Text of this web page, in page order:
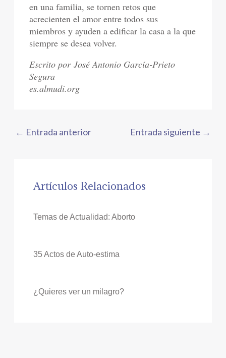
en una familia, se tornen retos que
acrecienten el amor entre todos sus
miembros y ayuden a edificar la casa a la que
siempre se desea volver.
Escrito por José Antonio García-Prieto
Segura
es.almudi.org
← Entrada anterior Entrada siguiente →
Artículos Relacionados
Temas de Actualidad: Aborto
35 Actos de Auto-estima
¿Quieres ver un milagro?